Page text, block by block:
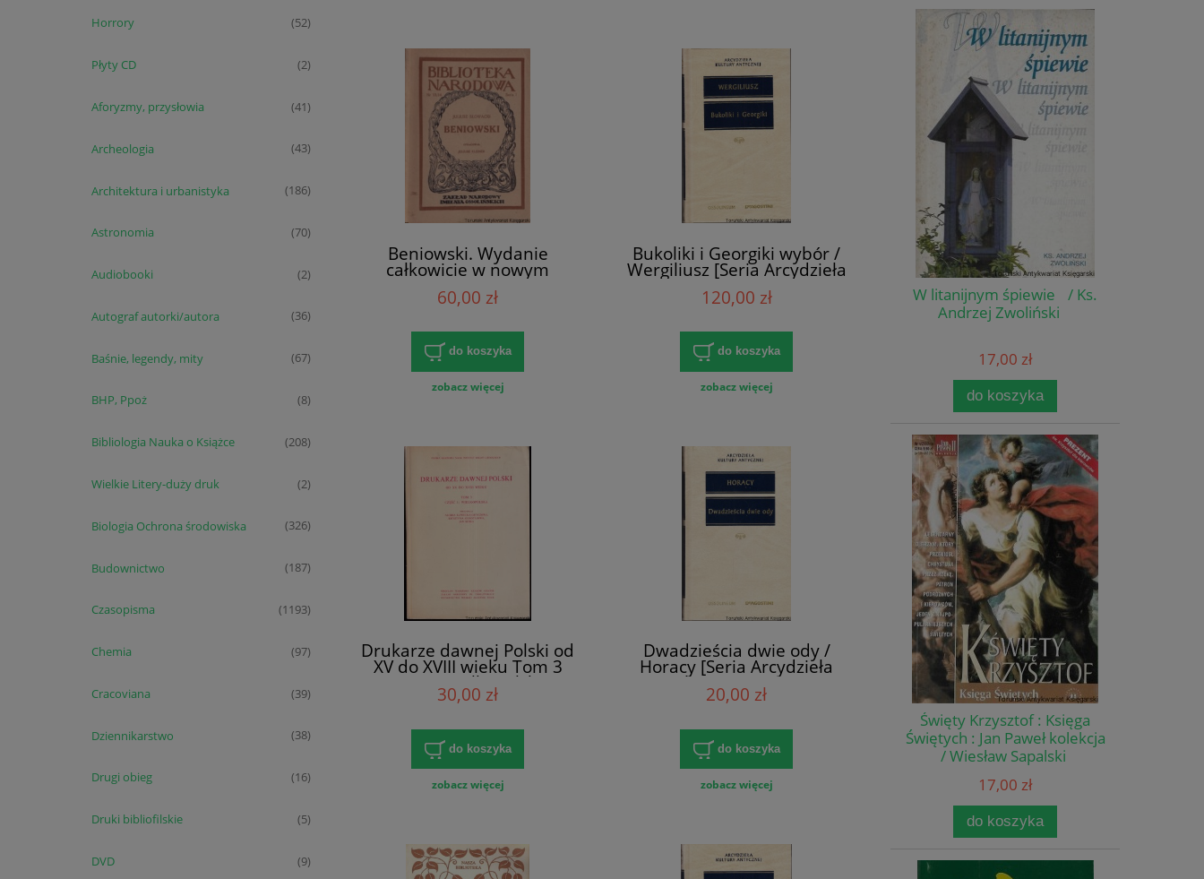
Horrory (52)
Płyty CD (2)
Aforyzmy, przysłowia (41)
Archeologia (43)
Architektura i urbanistyka (186)
Astronomia (70)
Audiobooki (2)
Autograf autorki/autora (36)
Baśnie, legendy, mity (67)
BHP, Ppoż (8)
Bibliologia Nauka o Książce (208)
Wielkie Litery-duży druk (2)
Biologia Ochrona środowiska (326)
Budownictwo (187)
Czasopisma (1193)
Chemia (97)
Cracoviana (39)
Dziennikarstwo (38)
Drugi obieg (16)
Druki bibliofilskie (5)
DVD (9)
Beniowski. Wydanie
całkowicie w nowym
układzie / Juliusz Słowacki,
BN nr 13/14, seria 1,
60,00 zł
do koszyka
zobacz więcej
Bukoliki i Georgiki wybór /
Wergiliusz [Seria Arcydzieła
Kultury Antycznej]
120,00 zł
do koszyka
zobacz więcej
Drukarze dawnej Polski od
XV do XVIII wieku Tom 3
Część I: Wielkopolska /
opracowali: Alodia Kawecka-
Korotajowa, Jan Sójka
30,00 zł
do koszyka
zobacz więcej
Dwadzieścia dwie ody /
Horacy [Seria Arcydzieła
Kultury Antycznej]
20,00 zł
do koszyka
zobacz więcej
W litanijnym śpiewie / Ks.
Andrzej Zwoliński
17,00 zł
do koszyka
Święty Krzysztof : Księga
Świętych : Jan Paweł kolekcja
/ Wiesław Sapalski
17,00 zł
do koszyka